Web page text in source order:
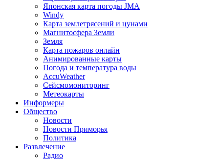
Японская карта погоды JMA
Windy
Карта землетрясений и цунами
Магнитосфера Земли
Земля
Карта пожаров онлайн
Анимированные карты
Погода и температура воды
AccuWeather
Сейсмомониторинг
Метеокарты
Информеры
Общество
Новости
Новости Приморья
Политика
Развлечение
Радио